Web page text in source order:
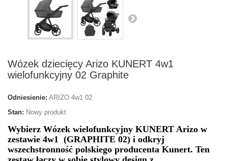
Wózek dziecięcy Arizo KUNERT 4w1
wielofunkcyjny 02 Graphite
Odniesienie: ARIZO 4w1 02
Stan: Nowy produkt
Wybierz Wózek wielofunkcyjny KUNERT Arizo w
zestawie 4w1 (GRAPHITE 02) i odkryj
wszechstronność polskiego producenta Kunert. Ten